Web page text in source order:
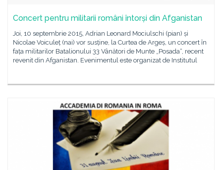
Concert pentru militarii români întorși din Afganistan
Joi, 10 septembrie 2015, Adrian Leonard Mociulschi (pian) și
Nicolae Voiculeț (nai) vor susține, la Curtea de Argeș, un concert în
fața militarilor Batalionului 33 Vânători de Munte „Posada“, recent
revenit din Afganistan. Evenimentul este organizat de Institutul